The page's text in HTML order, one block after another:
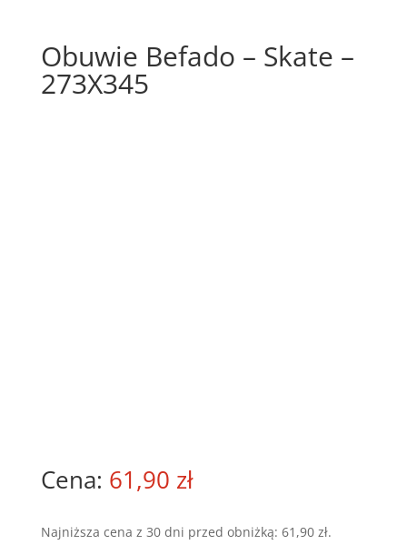
Obuwie Befado – Skate –
273X345
61,90 zł
Najniższa cena z 30 dni przed obniżką: 61,90 zł.